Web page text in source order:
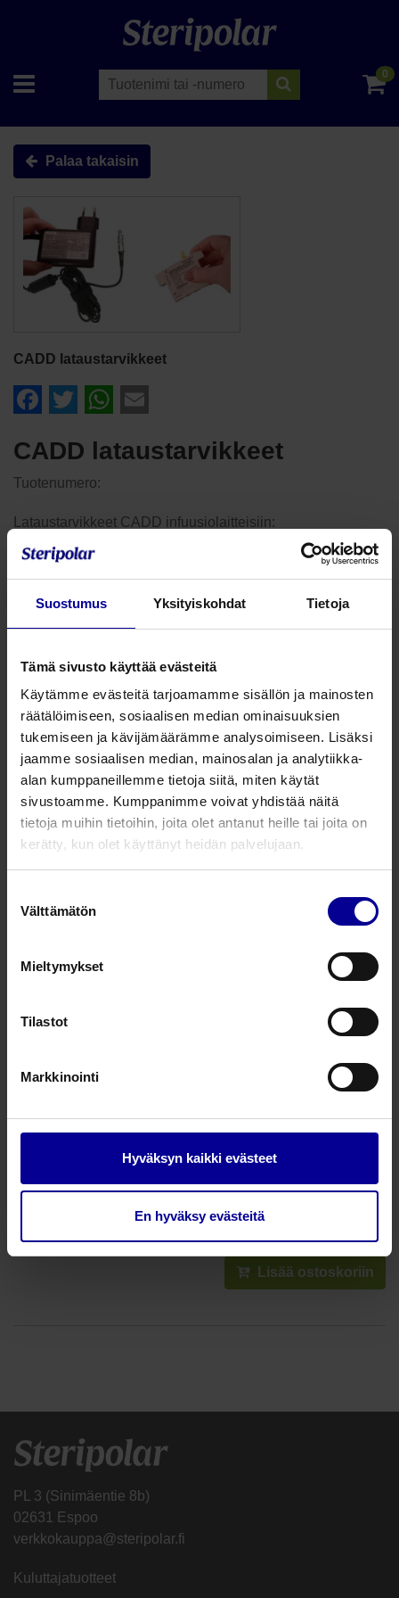
Suostumus Yksityiskohdat Tietoja
Tämä sivusto käyttää evästeitä
Käytämme evästeitä tarjoamamme sisällön ja mainosten
räätälöimiseen, sosiaalisen median ominaisuuksien
tukemiseen ja kävijämäärämme analysoimiseen. Lisäksi
jaamme sosiaalisen median, mainosalan ja analytiikka-
alan kumppaneillemme tietoja siitä, miten käytät
sivustoamme. Kumppanimme voivat yhdistää näitä
tietoja muihin tietoihin, joita olet antanut heille tai joita on
kerätty, kun olet käyttänyt heidän palvelujaan.
valinta
Välttämätön
Mieltymykset
Tilastot
Markkinointi
Hyväksyn kaikki evästeet
En hyväksy evästeitä
0
Palaa takaisin
CADD lataustarvikkeet
Facebook
TwitterWhatsApp
CADD lataustarvikkeet
Tuotenumero:
Lataustarvikkeet CADD infuusiolaitteisiin:
CADD-Solis VIP ac-adapteri
, jonka avulla CADD-Solis
VIP pumppu voidaan kytkeä verkkovirtaan. Adapterilla voi
myös ladata akkua, mikäli käytössä on uudelleenladattava
ioniakku CADD-Solis VIP
CADD lataustarvikkeet - VIP AC-
adapteri
Tuotenumero: 21027025
saatavilla
1 kpl
264,81€
395,33€
alv 25.5%
Lisää ostoskoriin
PL 3 (Sinimäentie 8b)
02631 Espoo
verkkokauppa@steripolar.fi
Kuluttajatuotteet